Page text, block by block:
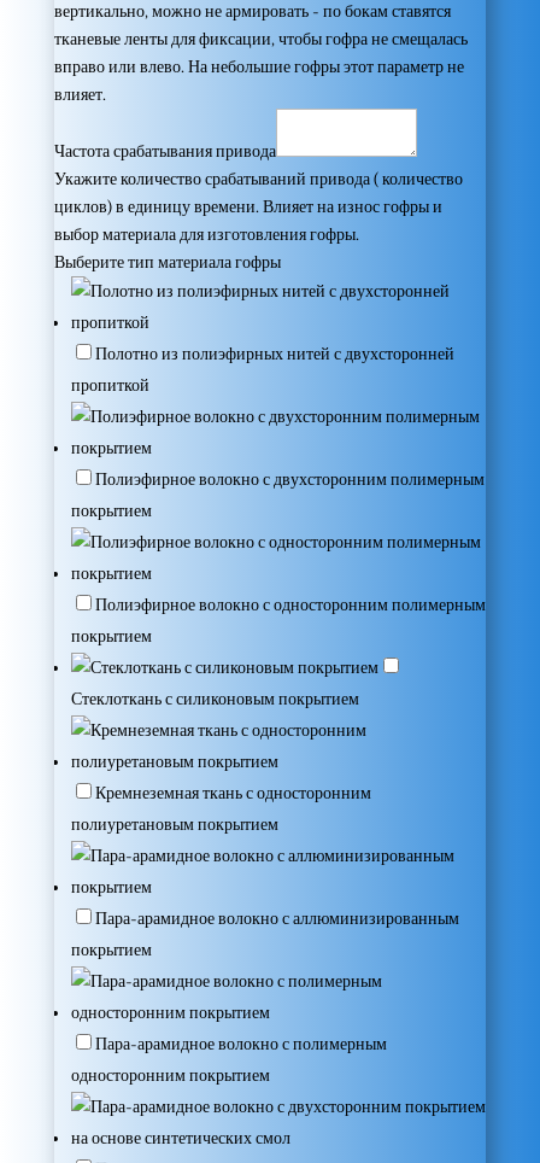
вертикально, можно не армировать - по бокам ставятся
тканевые ленты для фиксации, чтобы гофра не смещалась
вправо или влево. На небольшие гофры этот параметр не
влияет.
Частота срабатывания привода
Укажите количество срабатываний привода ( количество
циклов) в единицу времени. Влияет на износ гофры и
выбор материала для изготовления гофры.
Выберите тип материала гофры
Полотно из полиэфирных нитей с двухсторонней
пропиткой
Полиэфирное волокно с двухсторонним полимерным
покрытием
Полиэфирное волокно с односторонним полимерным
покрытием
Стеклоткань с силиконовым покрытием
Кремнеземная ткань с односторонним
полиуретановым покрытием
Пара-арамидное волокно с аллюминизированным
покрытием
Пара-арамидное волокно с полимерным
односторонним покрытием